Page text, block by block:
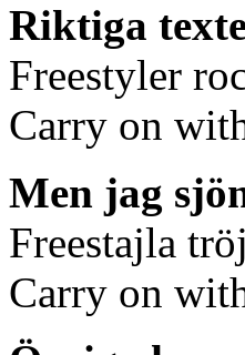
Riktiga
Freestyler
Carry on
Men jag
Freestajla
Carry on